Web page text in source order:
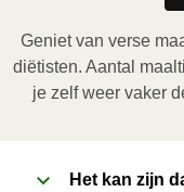
in de folie. Plaats
verwarm de
maaltijd daarna
verwijderen van
Geniet van verse
diëtisten. Aantal
je zelf weer vaker
Het kan zijn